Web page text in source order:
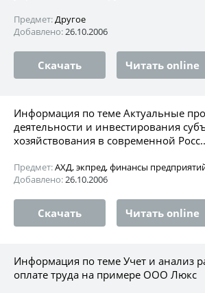
Предмет:Другое
Добавлено:26.10.2006
Скачать Читать online
Информация по теме Актуальные
деятельности и инвестирования
хозяйствования в современной
Предмет:АХД, экпред, финансы
Добавлено:26.10.2006
Скачать Читать online
Информация по теме Учет и анализ
оплате труда на примере ООО Люкс